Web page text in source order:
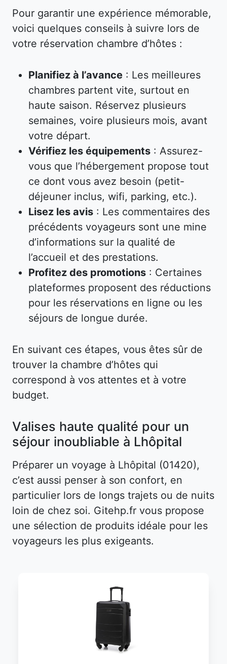
Pour garantir une expérience mémorable,
voici quelques conseils à suivre lors de
votre réservation chambre d’hôtes :
Planifiez à l’avance : Les meilleures
chambres partent vite, surtout en
haute saison. Réservez plusieurs
semaines, voire plusieurs mois, avant
votre départ.
Vérifiez les équipements : Assurez-
vous que l’hébergement propose tout
ce dont vous avez besoin (petit-
déjeuner inclus, wifi, parking, etc.).
Lisez les avis : Les commentaires des
précédents voyageurs sont une mine
d’informations sur la qualité de
l’accueil et des prestations.
Profitez des promotions : Certaines
plateformes proposent des réductions
pour les réservations en ligne ou les
séjours de longue durée.
En suivant ces étapes, vous êtes sûr de
trouver la chambre d’hôtes qui
correspond à vos attentes et à votre
budget.
Valises haute qualité pour un
séjour inoubliable à Lhôpital
Préparer un voyage à Lhôpital (01420),
c’est aussi penser à son confort, en
particulier lors de longs trajets ou de nuits
loin de chez soi. Gitehp.fr vous propose
une sélection de produits idéale pour les
voyageurs les plus exigeants.